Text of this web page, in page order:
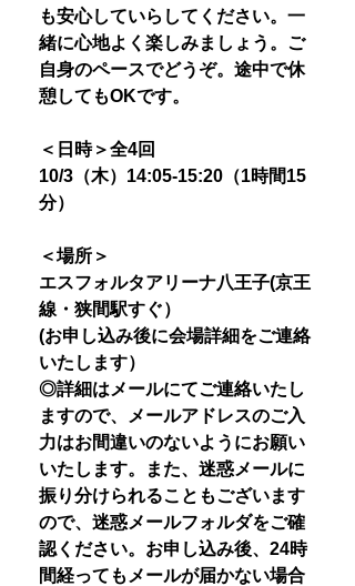
も安心していらしてください。一
緒に心地よく楽しみましょう。ご
自身のペースでどうぞ。途中で休
憩してもOKです。
＜日時＞全4回
10/3（木）14:05-15:20（1時間15
分）
＜場所＞
エスフォルタアリーナ八王子(京王
線・狭間駅すぐ）
(お申し込み後に会場詳細をご連絡
いたします）
◎詳細はメールにてご連絡いたし
ますので、メールアドレスのご入
力はお間違いのないようにお願い
いたします。また、迷惑メールに
振り分けられることもございます
ので、迷惑メールフォルダをご確
認ください。お申し込み後、24時
間経ってもメールが届かない場合